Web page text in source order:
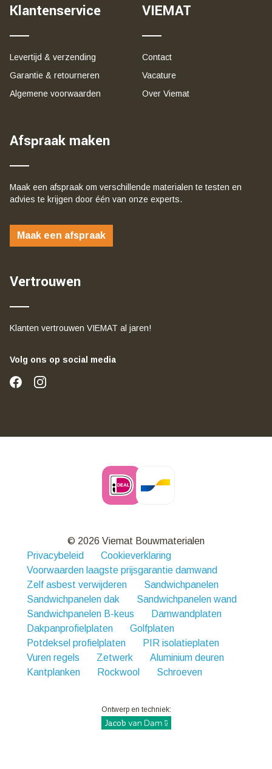
Klantenservice
Levertijd & verzending
Garantie & retourneren
Algemene voorwaarden
VIEMAT
Contact
Vacature
Over Viemat
Afspraak maken
Maak een afspraak om verschillende materialen te testen en
advies te krijgen door één van onze experts.
Maak een afspraak
Vertrouwen
Klanten vertrouwen VIEMAT al jaren!
Volg ons op social media
© 2026 Viemat Bouwmaterialen
Privacybeleid
Cookieverklaring
Voorwaarden laagste prijsgarantie damwand
Zelf asbest verwijderen
Sandwichpanelen
Sandwichpanelen dak
Sandwichpanelen wand
Sandwichpanelen B-keus
Damwandplaten
Dakpanprofielplaten
Golfplaten
Potdeksel profielplaten
PIR isolatieplaten
Vuren regels
Zetwerk
Aluminium deuren
Kantplanken
Rockwool Schroeven
Ontwerp en techniek: